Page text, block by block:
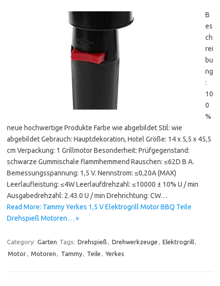
B
es
ch
rei
bu
ng
:
10
0
%
neue hochwertige Produkte Farbe wie abgebildet Stil: wie
abgebildet Gebrauch: Hauptdekoration, Hotel Größe: 14 x 5,5 x 45,5
cm Verpackung: 1 Grillmotor Besonderheit: Prüfgegenstand:
schwarze Gummischale flammhemmend Rauschen: ≤62D B A.
Bemessungsspannung: 1,5 V. Nennstrom: ≤0,20A (MAX)
Leerlaufleistung: ≤4W Leerlaufdrehzahl: ≤10000 ± 10% U / min
Ausgabedrehzahl: 2.43.0 U / min Drehrichtung: CW…
Read More: Tammy Yerkes 1,5 V Elektrogrill Motor BBQ Teile
Drehspieß Motoren… »
Category: Garten Tags: Drehspieß , Drehwerkzeuge , Elektrogrill,
Motor, Motoren , Tammy, Teile , Yerkes